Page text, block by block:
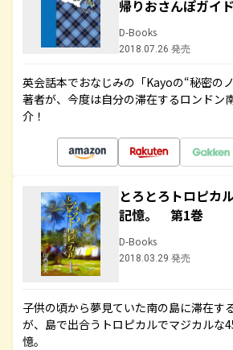
帰りおさんぽガイ
D-Books
2018.07.26 発売
英会話本でおなじみの「Kayoの“秘密の
著者が、今度は自分の滞在するロンドン
介！
とろとろトロピカ
記憶。 第1巻
D-Books
2018.03.29 発売
子供の頃から夢見ていた南の島に滞在す
が、島で出合うトロピカルでマジカルな
憶。